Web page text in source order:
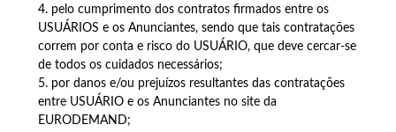
4. pelo cumprimento dos contratos firmados entre os
USUÁRIOS e os Anunciantes, sendo que tais contratações
correm por conta e risco do USUÁRIO, que deve cercar-se
de todos os cuidados necessários;
5. por danos e/ou prejuízos resultantes das contratações
entre USUÁRIO e os Anunciantes no site da
EURODEMAND;